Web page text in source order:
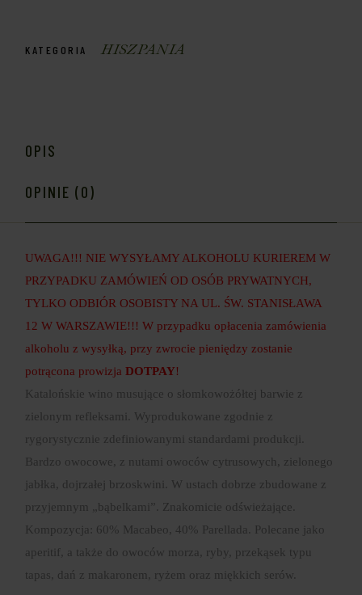
KATEGORIA HISZPANIA
OPIS
OPINIE (0)
UWAGA!!! NIE WYSYŁAMY ALKOHOLU KURIEREM W
PRZYPADKU ZAMÓWIEŃ OD OSÓB PRYWATNYCH,
TYLKO ODBIÓR OSOBISTY NA UL. ŚW. STANISŁAWA
12 W WARSZAWIE!!! W przypadku opłacenia zamówienia
alkoholu z wysyłką, przy zwrocie pieniędzy zostanie
potrącona prowizjaDOTPAY!
Katalońskie wino musujące o słomkowożółtej barwie z
zielonym refleksami. Wyprodukowane zgodnie z
rygorystycznie zdefiniowanymi standardami produkcji.
Bardzo owocowe, z nutami owoców cytrusowych, zielonego
jabłka, dojrzałej brzoskwini. W ustach dobrze zbudowane z
przyjemnym „bąbelkami”. Znakomicie odświeżające.
Kompozycja: 60% Macabeo, 40% Parellada. Polecane jako
aperitif, a także do owoców morza, ryby, przekąsek typu
tapas, dań z makaronem, ryżem oraz miękkich serów.